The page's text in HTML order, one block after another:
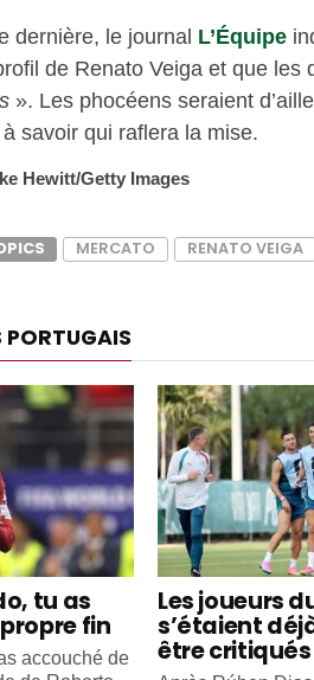
dernière, le journal L’Équipe
de Renato Veiga et que les
». Les phocéens seraient
savoir qui raflera la mise.
Hewitt/Getty Images
MERCATO RENATO VEIGA
PORTUGAIS
tu as
fin
accouché de
Les joueurs
s’étaient
être critiqués